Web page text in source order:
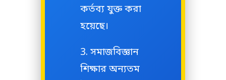
কর্তব্য যুক্ত করা
হয়েছে।
সমাজবিজ্ঞান
শিক্ষার অন্যতম